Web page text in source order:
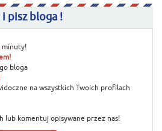
i pisz bloga !
minuty!
bloga
na wszystkich Twoich profilach
lub komentuj opisywane przez nas!